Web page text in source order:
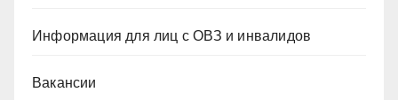
Информация для лиц с ОВЗ и инвалидов
Вакансии